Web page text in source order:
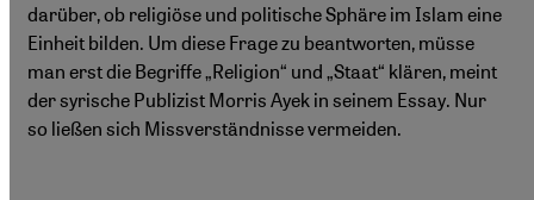
darüber, ob religiöse und politische Sphäre im Islam eine
Einheit bilden. Um diese Frage zu beantworten, müsse
man erst die Begriffe „Religion“ und „Staat“ klären, meint
der syrische Publizist Morris Ayek in seinem Essay. Nur
so ließen sich Missverständnisse vermeiden.